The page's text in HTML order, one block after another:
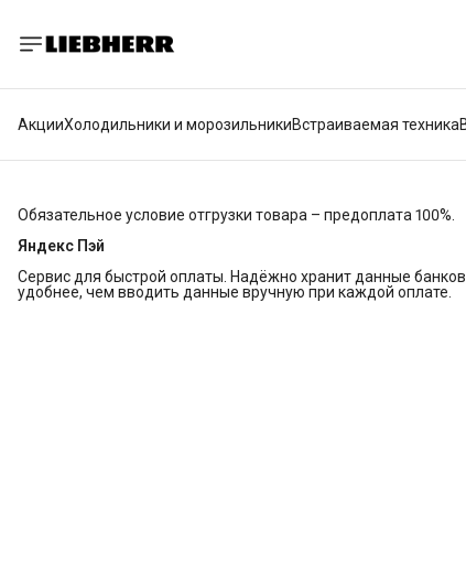
АкцииХолодильники и морозильникиВстраиваемая техника
Обязательное условие отгрузки товара – предоплата 100%.
Яндекс Пэй
Сервис для быстрой оплаты. Надёжно хранит данные
удобнее, чем вводить данные вручную при каждой оплате.